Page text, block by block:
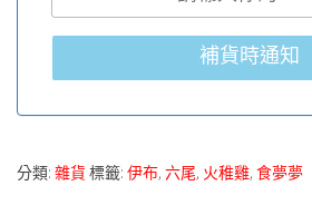
補貨時通知
分類: 雜貨 標籤: 伊布, 六尾, 火稚雞, 食夢夢